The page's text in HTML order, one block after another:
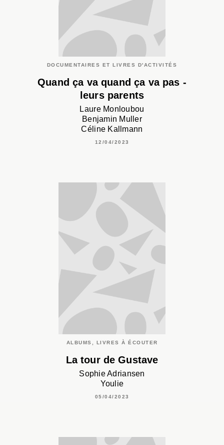
DOCUMENTAIRES ET LIVRES D'ACTIVITÉS
Quand ça va quand ça va pas -
leurs parents
Laure Monloubou
Benjamin Muller
Céline Kallmann
12/04/2023
ALBUMS, LIVRES À ÉCOUTER
La tour de Gustave
Sophie Adriansen
Youlie
05/04/2023